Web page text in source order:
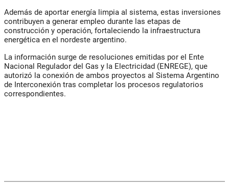
Además de aportar energía limpia al sistema, estas inversiones
contribuyen a generar empleo durante las etapas de
construcción y operación, fortaleciendo la infraestructura
energética en el nordeste argentino.
La información surge de resoluciones emitidas por el Ente
Nacional Regulador del Gas y la Electricidad (ENREGE), que
autorizó la conexión de ambos proyectos al Sistema Argentino
de Interconexión tras completar los procesos regulatorios
correspondientes.